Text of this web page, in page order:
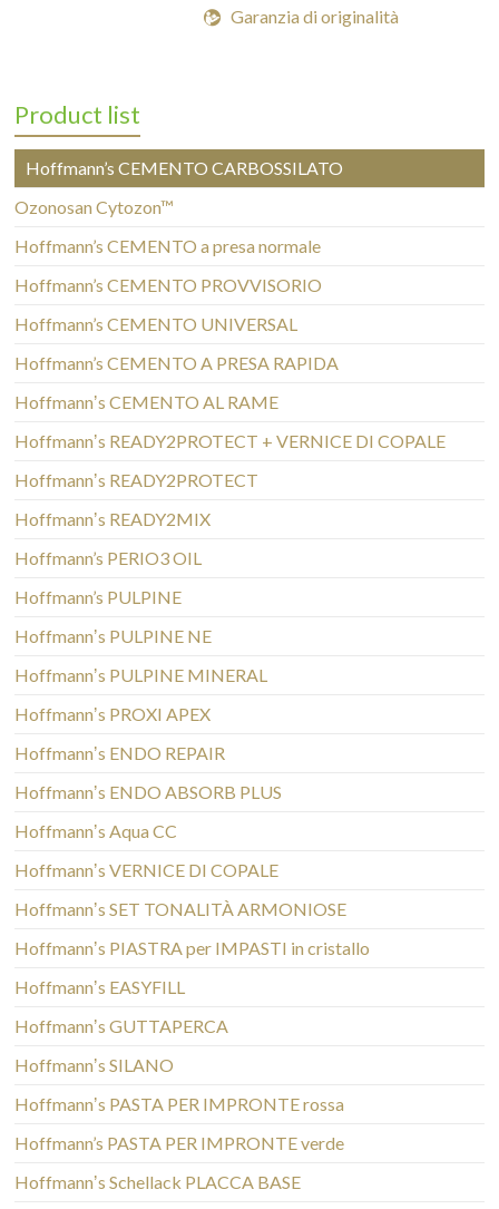
 Garanzia di originalità
Product list
Hoffmann’s CEMENTO CARBOSSILATO
Ozonosan Cytozon™
Hoffmann’s CEMENTO a presa normale
Hoffmann’s CEMENTO PROVVISORIO
Hoffmann’s CEMENTO UNIVERSAL
Hoffmann’s CEMENTO A PRESA RAPIDA
Hoffmannʼs CEMENTO AL RAME
Hoffmannʼs READY2PROTECT + VERNICE DI COPALE
Hoffmannʼs READY2PROTECT
Hoffmannʼs READY2MIX
Hoffmann’s PERIO3 OIL
Hoffmann’s PULPINE
Hoffmannʼs PULPINE NE
Hoffmannʼs PULPINE MINERAL
Hoffmannʼs PROXI APEX
Hoffmannʼs ENDO REPAIR
Hoffmannʼs ENDO ABSORB PLUS
Hoffmannʼs Aqua CC
Hoffmannʼs VERNICE DI COPALE
Hoffmannʼs SET TONALITÀ ARMONIOSE
Hoffmannʼs PIASTRA per IMPASTI in cristallo
Hoffmannʼs EASYFILL
Hoffmannʼs GUTTAPERCA
Hoffmannʼs SILANO
Hoffmannʼs PASTA PER IMPRONTE rossa
Hoffmann’s PASTA PER IMPRONTE verde
Hoffmannʼs Schellack PLACCA BASE